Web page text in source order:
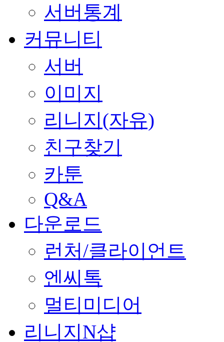
서버통계
커뮤니티
서버
이미지
리니지(자유)
친구찾기
카툰
Q&A
다운로드
런처/클라이언트
엔씨톡
멀티미디어
리니지N샵